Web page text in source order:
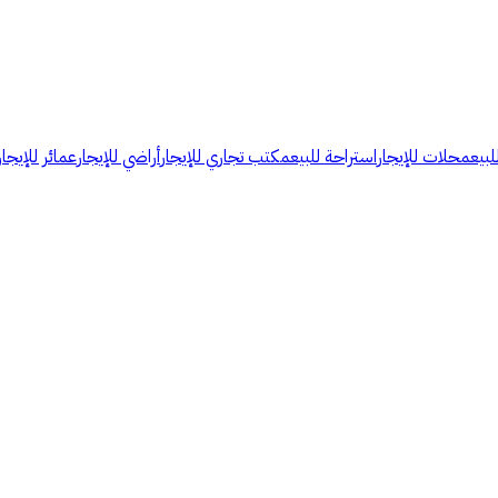
محلات للإيجاراستراحة للبيعمكتب تجاري للإيجارأراضي للإيجارعمائر